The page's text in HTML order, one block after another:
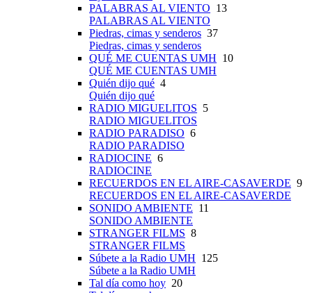
PALABRAS AL VIENTO 13
PALABRAS AL VIENTO
Piedras, cimas y senderos 37
Piedras, cimas y senderos
QUÉ ME CUENTAS UMH 10
QUÉ ME CUENTAS UMH
Quién dijo qué 4
Quién dijo qué
RADIO MIGUELITOS 5
RADIO MIGUELITOS
RADIO PARADISO 6
RADIO PARADISO
RADIOCINE 6
RADIOCINE
RECUERDOS EN EL AIRE-CASAVERDE 9
RECUERDOS EN EL AIRE-CASAVERDE
SONIDO AMBIENTE 11
SONIDO AMBIENTE
STRANGER FILMS 8
STRANGER FILMS
Súbete a la Radio UMH 125
Súbete a la Radio UMH
Tal día como hoy 20